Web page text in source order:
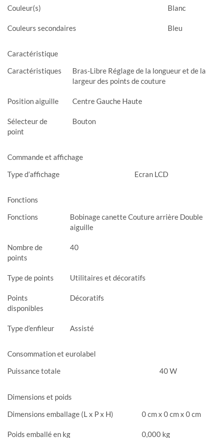
Couleur(s) Blanc
Couleurs secondaires Bleu
Caractéristique
Caractéristiques
Bras-Libre Réglage de la longueur et de la
largeur des points de couture
Position aiguille Centre Gauche Haute
Sélecteur de
point
Bouton
Commande et affichage
Type d’affichage
Ecran LCD
Fonctions
Fonctions
Bobinage canette Couture arrière Double
aiguille
Nombre de
points
40
Type de points Utilitaires et décoratifs
Points
disponibles
Décoratifs
Type d’enfileur Assisté
Consommation et eurolabel
Puissance totale
40 W
Dimensions et poids
Dimensions emballage (L x P x H)
0 cm x 0 cm x 0 cm
Poids emballé en kg 0,000 kg